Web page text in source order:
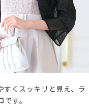
すくスッキリと見え、ラ
す。